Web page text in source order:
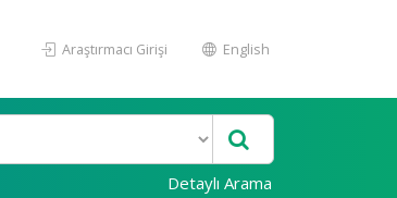
Araştırmacı Girişi English
Detaylı Arama